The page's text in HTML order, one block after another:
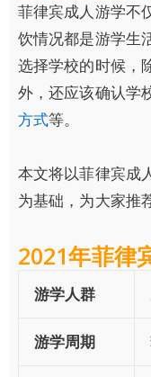
菲律宾成人游学不
饮情况都是游学生
选择学校的时候，
外，还应该确认学
方式等。
本文将以菲律宾成
为基础，为大家推
2021年菲律
游学人群
游学周期